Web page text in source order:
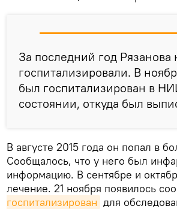
За последний год Рязанова
госпитализировали. В
был госпитализирован в
состоянии, откуда был
В августе 2015 года он попал в
Сообщалось, что у него был
информацию. В сентябре и
лечение. 21 ноября появилось
госпитализирован для